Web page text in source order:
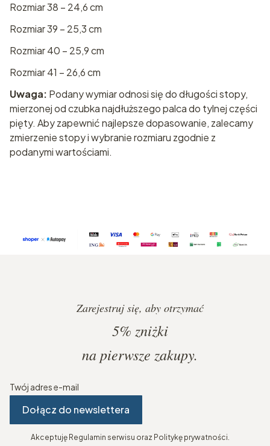
Rozmiar 38 – 24,6 cm
Rozmiar 39 – 25,3 cm
Rozmiar 40 – 25,9 cm
Rozmiar 41 – 26,6 cm
Uwaga: Podany wymiar odnosi się do długości stopy,
mierzonej od czubka najdłuższego palca do tylnej części
pięty. Aby zapewnić najlepsze dopasowanie, zalecamy
zmierzenie stopy i wybranie rozmiaru zgodnie z
podanymi wartościami.
Zarejestruj się, aby otrzymać
5% zniżki
na pierwsze zakupy.
Twój adres e-mail
Dołącz do newslettera
Akceptuję Regulamin serwisu oraz Politykę prywatności.